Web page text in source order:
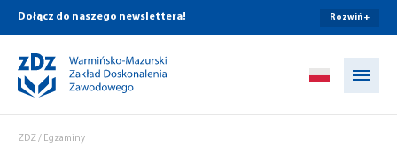
Dołącz do naszego newslettera! Rozwiń +
ZDZ/ Egzaminy